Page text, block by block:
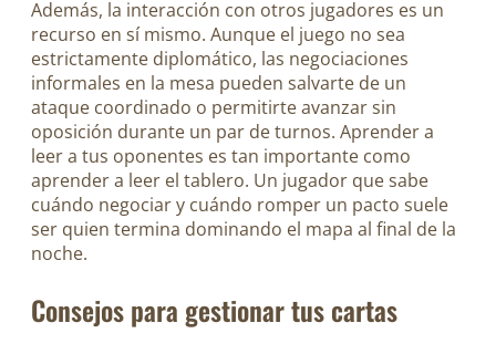
Además, la interacción con otros jugadores es un
recurso en sí mismo. Aunque el juego no sea
estrictamente diplomático, las negociaciones
informales en la mesa pueden salvarte de un
ataque coordinado o permitirte avanzar sin
oposición durante un par de turnos. Aprender a
leer a tus oponentes es tan importante como
aprender a leer el tablero. Un jugador que sabe
cuándo negociar y cuándo romper un pacto suele
ser quien termina dominando el mapa al final de la
noche.
Consejos para gestionar tus cartas